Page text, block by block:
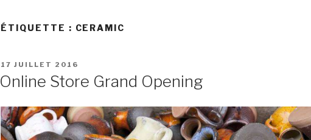
ÉTIQUETTE : CERAMIC
PUBLIÉ
17 JUILLET 2016
Online Store Grand Opening